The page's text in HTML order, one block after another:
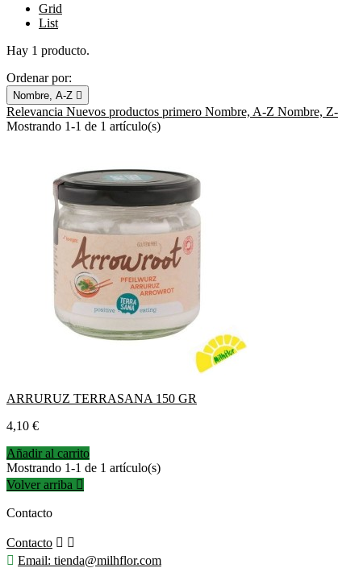
Grid
List
Hay 1 producto.
Ordenar por:
Nombre, A-Z 
Relevancia Nuevos productos primero Nombre, A-Z Nombre,
Mostrando 1-1 de 1 artículo(s)
ARRURUZ TERRASANA 150 GR
Precio
4,10 €
Añadir al carrito
Mostrando 1-1 de 1 artículo(s)
Volver arriba 
Contacto
Contacto  
 Email: tienda@milhflor.com